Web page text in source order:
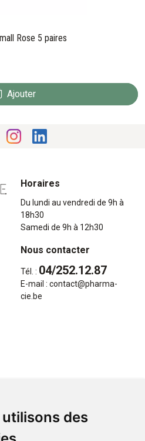
des
Rose 5 paires
Ajouter
Horaires
Du lundi au vendredi de 9h à
18h30
Samedi de 9h à 12h30
Nous contacter
Tél. : 04/252.12.87
E-mail : contact@pharma-
cie.be
Moyens de paiement